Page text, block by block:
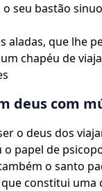
o seu bastão
aladas, que lhe
chapéu de
deus com
o deus dos
o papel de
o santo
constitui uma